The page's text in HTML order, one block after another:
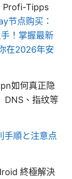
Profi-Tipps
节点购买：
！掌握最新
在2026年安
如何真正隐
DNS、指纹等
手順と注意点
終極解決